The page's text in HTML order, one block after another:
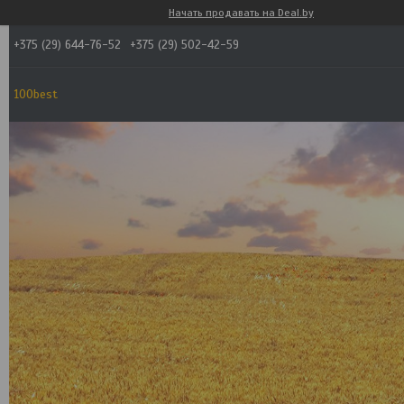
Начать продавать на Deal.by
+375 (29) 644-76-52 +375 (29) 502-42-59
100best